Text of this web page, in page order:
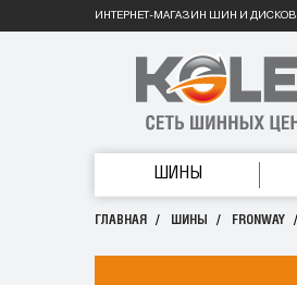
ИНТЕРНЕТ-МАГАЗИН ШИН И ДИСКОВ
ШИНЫ
ГЛАВНАЯ ШИНЫ FRONWAY